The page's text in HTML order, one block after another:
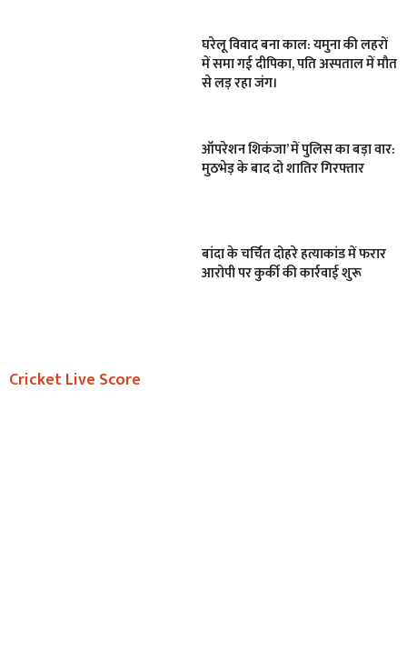
घरेलू विवाद बना काल: यमुना की लहरों
में समा गई दीपिका, पति अस्पताल में मौत
से लड़ रहा जंग।
ऑपरेशन शिकंजा’ में पुलिस का बड़ा वार:
मुठभेड़ के बाद दो शातिर गिरफ्तार
बांदा के चर्चित दोहरे हत्याकांड में फरार
आरोपी पर कुर्की की कार्रवाई शुरू
Cricket Live Score